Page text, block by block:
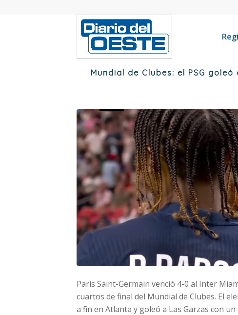
Mundial de Clubes: el PSG
Paris Saint-Germain venció 4-0 al Inter
cuartos de final del Mundial de Clubes. El
a fin en Atlanta y goleó a Las Garzas con